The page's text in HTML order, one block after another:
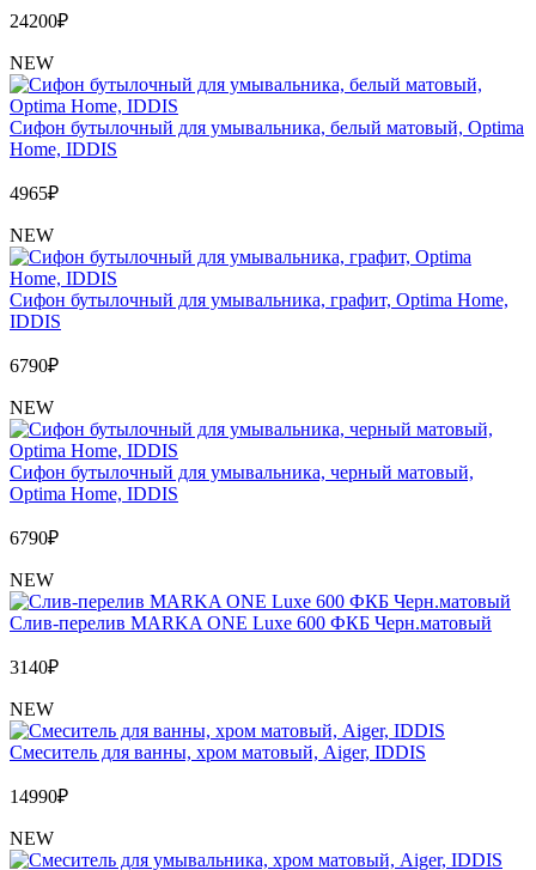
24200₽
NEW
Сифон бутылочный для умывальника, белый матовый, Optima
Home, IDDIS
4965₽
NEW
Сифон бутылочный для умывальника, графит, Optima Home,
IDDIS
6790₽
NEW
Сифон бутылочный для умывальника, черный матовый,
Optima Home, IDDIS
6790₽
NEW
Слив-перелив MARKA ONE Luxe 600 ФКБ Черн.матовый
3140₽
NEW
Cмеситель для ванны, хром матовый, Aiger, IDDIS
14990₽
NEW